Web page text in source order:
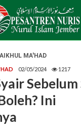
MA'HAD
02/05/2024 1217
Ini